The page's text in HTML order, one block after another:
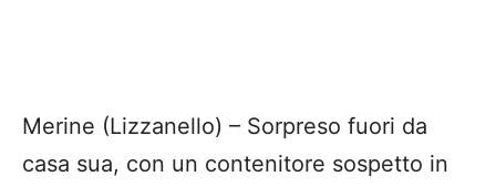
Merine (Lizzanello) – Sorpreso fuori da
casa sua, con un contenitore sospetto in